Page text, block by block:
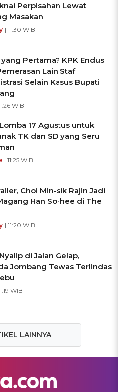
Perpisahan Lewat
Masakan
| 11:30 WIB
Pertama? KPK Endus
Lain Staf
Selain Kasus Bupati
WIB
17 Agustus untuk
TK dan SD yang Seru
| 11:25 WIB
Choi Min-sik Rajin Jadi
Han So-hee di The
| 11:20 WIB
di Jalan Gelap,
Jombang Tewas Terlindas
WIB
LAINNYA